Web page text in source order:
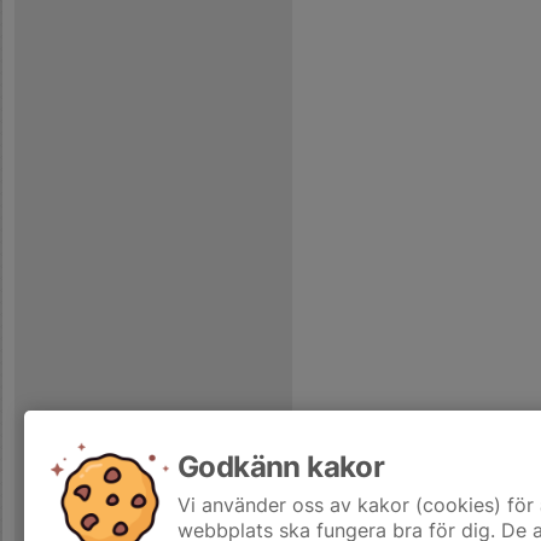
Godkänn kakor
Vi använder oss av kakor (cookies)
webbplats ska fungera bra för dig. De